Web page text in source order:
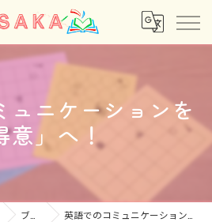
ュニケーションを
意」へ！
ブログ 英語でのコミュニケーションを「得意」へ！